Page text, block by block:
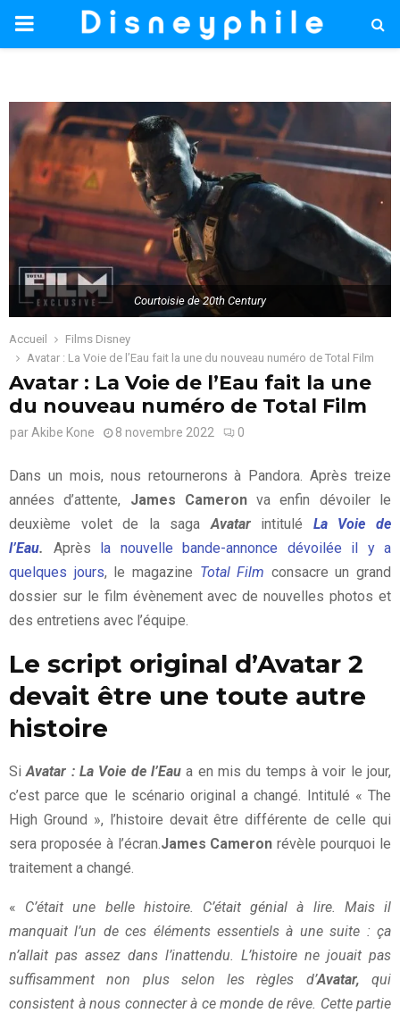
PRIMARY
Courtoisie de 20th Century
Accueil
Films Disney
Avatar : La Voie de l’Eau fait la une du nouveau numéro de Total Film
Avatar : La Voie de l’Eau fait la une
du nouveau numéro de Total Film
par Akibe Kone 8 novembre 2022 0
Dans un mois, nous retournerons à Pandora. Après treize
années d’attente, James Cameronva enfin dévoiler le
deuxième volet de la saga Avatar intitulé La Voie de
l’Eau. Après la nouvelle bande-annonce dévoilée il y a
quelques jours, le magazine Total Film consacre un grand
dossier sur le film évènement avec de nouvelles photos et
des entretiens avec l’équipe.
Le script original d’Avatar 2
devait être une toute autre
histoire
SiAvatar : La Voie de l’Eaua en mis du temps à voir le jour,
c’est parce que le scénario original a changé. Intitulé « The
High Ground », l’histoire devait être différente de celle qui
sera proposée à l’écran. James Cameron révèle pourquoi le
traitement a changé.
« C’était une belle histoire. C’était génial à lire. Mais il
manquait l’un de ces éléments essentiels à une suite : ça
n’allait pas assez dans l’inattendu. L’histoire ne jouait pas
suffisamment non plus selon les règles d’Avatar, qui
consistent à nous connecter à ce monde de rêve. Cette partie